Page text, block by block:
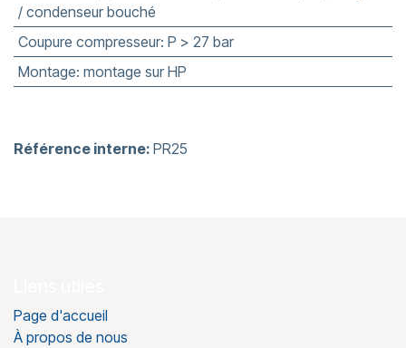
/ condenseur bouché
Coupure compresseur: P > 27 bar
Montage: montage sur HP
Référence interne: PR25
Page d'accueil
À propos de nous